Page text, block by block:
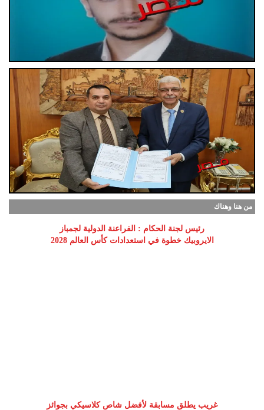
من هنا وهناك
رئيس لجنة الحكام : الفراعنة الدولية لجمباز
الايروبيك خطوة في استعدادات كأس العالم 2028
غريب يطلق مسابقة لأفضل شاص كلاسيكي بجوائز